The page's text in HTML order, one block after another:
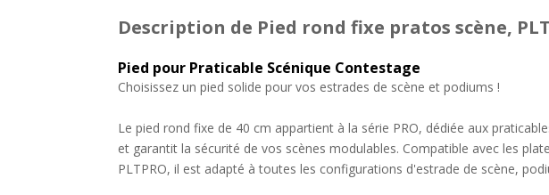
Description de Pied rond fixe pratos scène,
Pied pour Praticable Scénique Contestage
Choisissez un pied solide pour vos estrades de scène et podiums !
Le pied rond fixe de 40 cm appartient à la série PRO, dédiée aux
et garantit la sécurité de vos scènes modulables. Compatible avec les
PLTPRO, il est adapté à toutes les configurations d'estrade de scène,